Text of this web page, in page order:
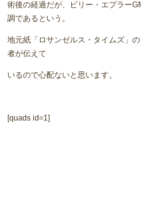
術後の経過だが、ビリー・エプラー
調であるという。
地元紙「ロサンゼルス・タイムズ」
者が伝えて
いるので心配ないと思います。
[quads id=1]